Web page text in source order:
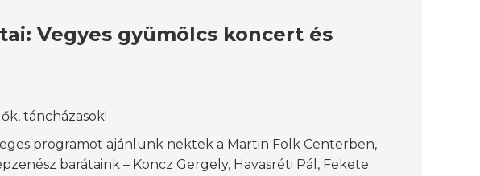
Vegyes gyümölcs koncert és
táncházasok!
programot ajánlunk nektek a Martin Folk Centerben,
barátaink – Koncz Gergely, Havasréti Pál, Fekete